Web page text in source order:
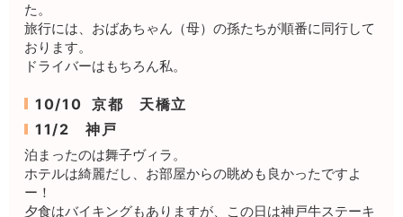
た。
旅行には、おばあちゃん（母）の孫たちが順番に同行して
おります。
ドライバーはもちろん私。
10/10 京都 天橋立
11/2 神戸
泊まったのは舞子ヴィラ。
ホテルは綺麗だし、お部屋からの眺めも良かったですよ
ー！
夕食はバイキングもありますが、この日は神戸牛ステーキ